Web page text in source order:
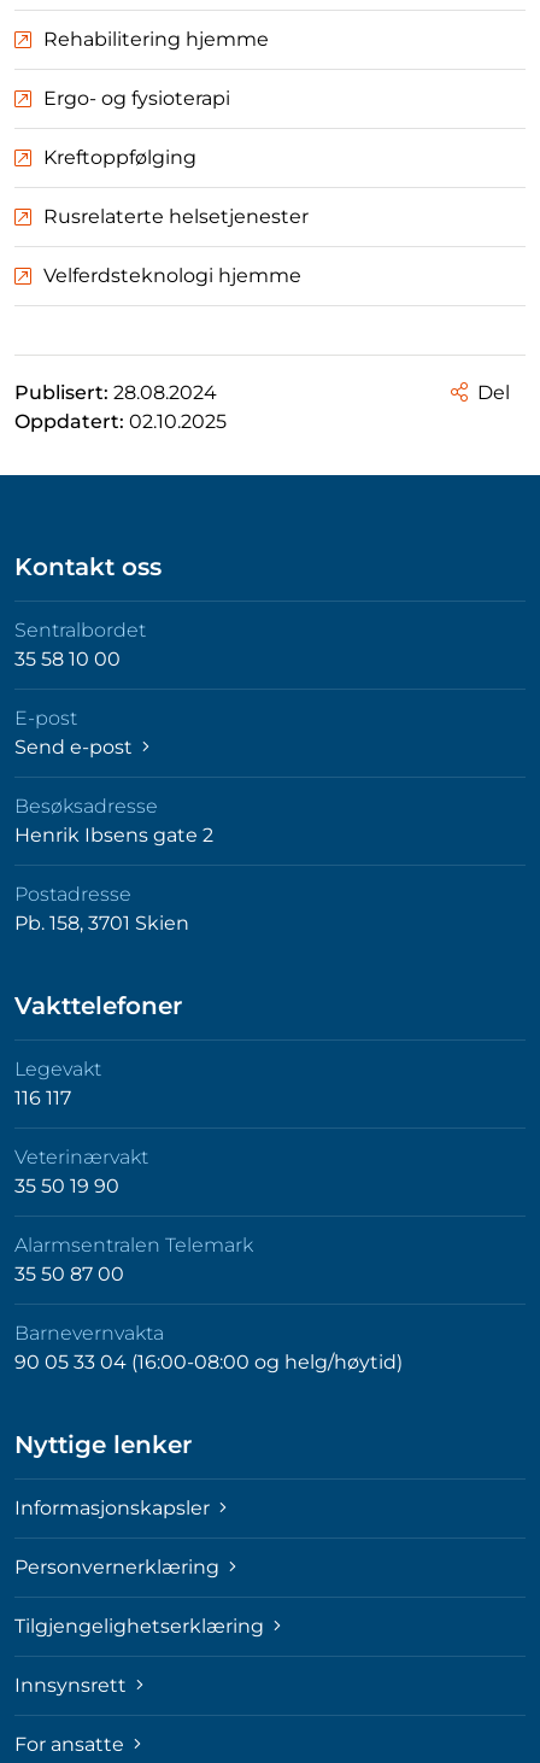
Rehabilitering hjemme
Ergo- og fysioterapi
Kreftoppfølging
Rusrelaterte helsetjenester
Velferdsteknologi hjemme
Publisert: 28.08.2024
Oppdatert: 02.10.2025
Del
Kontakt oss
Sentralbordet
35 58 10 00
E-post
Send e-post
Besøksadresse
Henrik Ibsens gate 2
Postadresse
Pb. 158, 3701 Skien
Vakttelefoner
Legevakt
116 117
Veterinærvakt
35 50 19 90
Alarmsentralen Telemark
35 50 87 00
Barnevernvakta
90 05 33 04 (16:00-08:00 og helg/høytid)
Nyttige lenker
Informasjonskapsler
Personvernerklæring
Tilgjengelighetserklæring
Innsynsrett
For ansatte